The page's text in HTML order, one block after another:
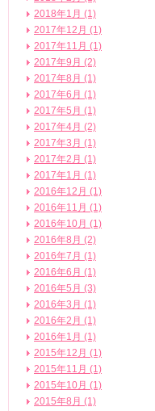
2018年1月 (1)
2017年12月 (1)
2017年11月 (1)
2017年9月 (2)
2017年8月 (1)
2017年6月 (1)
2017年5月 (1)
2017年4月 (2)
2017年3月 (1)
2017年2月 (1)
2017年1月 (1)
2016年12月 (1)
2016年11月 (1)
2016年10月 (1)
2016年8月 (2)
2016年7月 (1)
2016年6月 (1)
2016年5月 (3)
2016年3月 (1)
2016年2月 (1)
2016年1月 (1)
2015年12月 (1)
2015年11月 (1)
2015年10月 (1)
2015年8月 (1)